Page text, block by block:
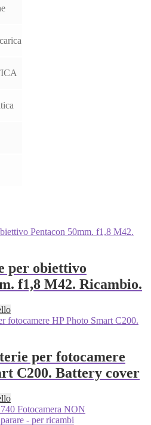
per obiettivo
f1,8 M42. Ricambio.
per fotocamere
C200. Battery cover